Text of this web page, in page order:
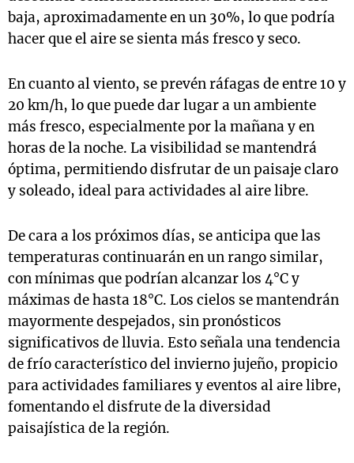
baja, aproximadamente en un 30%, lo que podría
hacer que el aire se sienta más fresco y seco.
En cuanto al viento, se prevén ráfagas de entre 10 y
20 km/h, lo que puede dar lugar a un ambiente
más fresco, especialmente por la mañana y en
horas de la noche. La visibilidad se mantendrá
óptima, permitiendo disfrutar de un paisaje claro
y soleado, ideal para actividades al aire libre.
De cara a los próximos días, se anticipa que las
temperaturas continuarán en un rango similar,
con mínimas que podrían alcanzar los 4°C y
máximas de hasta 18°C. Los cielos se mantendrán
mayormente despejados, sin pronósticos
significativos de lluvia. Esto señala una tendencia
de frío característico del invierno jujeño, propicio
para actividades familiares y eventos al aire libre,
fomentando el disfrute de la diversidad
paisajística de la región.